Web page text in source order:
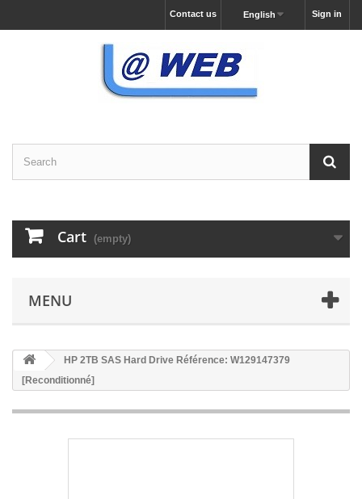
Sign in
English
Contact us
Cart (empty)
MENU
HP 2TB SAS Hard Drive Référence: W129147379
[Reconditionné]